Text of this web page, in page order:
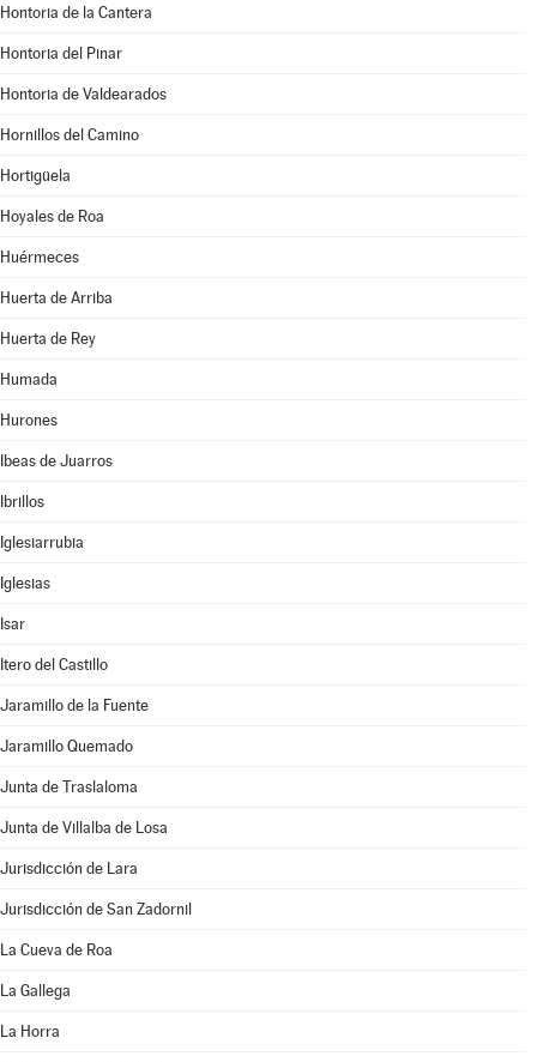
Hontoria de la Cantera
Hontoria del Pinar
Hontoria de Valdearados
Hornillos del Camino
Hortigüela
Hoyales de Roa
Huérmeces
Huerta de Arriba
Huerta de Rey
Humada
Hurones
Ibeas de Juarros
Ibrillos
Iglesiarrubia
Iglesias
Isar
Itero del Castillo
Jaramillo de la Fuente
Jaramillo Quemado
Junta de Traslaloma
Junta de Villalba de Losa
Jurisdicción de Lara
Jurisdicción de San Zadornil
La Cueva de Roa
La Gallega
La Horra